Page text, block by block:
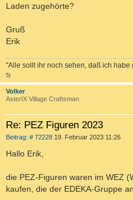
Laden zugehörte?
Gruß
Erik
"Alle sollt ihr noch sehen, daß ich habe
5)
Volker
AsterIX Village Craftsman
Re: PEZ Figuren 2023
Beitrag: # 72228B
a
g
19. Februar 2023 11:26
Hallo Erik,
die PEZ-Figuren waren im WEZ
kaufen, die der EDEKA-Gruppe